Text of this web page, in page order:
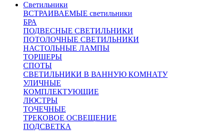
Светильники
ВСТРАИВАЕМЫЕ светильники
БРА
ПОДВЕСНЫЕ СВЕТИЛЬНИКИ
ПОТОЛОЧНЫЕ СВЕТИЛЬНИКИ
НАСТОЛЬНЫЕ ЛАМПЫ
ТОРШЕРЫ
СПОТЫ
СВЕТИЛЬНИКИ В ВАННУЮ КОМНАТУ
УЛИЧНЫЕ
КОМПЛЕКТУЮЩИЕ
ЛЮСТРЫ
ТОЧЕЧНЫЕ
ТРЕКОВОЕ ОСВЕЩЕНИЕ
ПОДСВЕТКА